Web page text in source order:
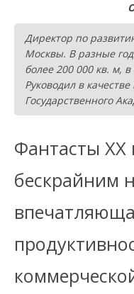
Директор по
Москвы. В разные
более 200 000 кв. м,
Руководил в
Государственного
Фантасты XX
бескрайним